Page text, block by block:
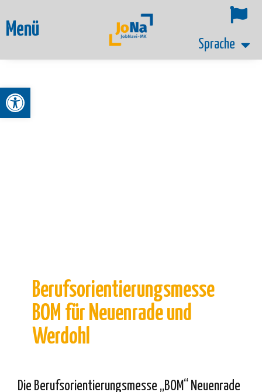
Werkzeugleiste öffnen
Menü
Sprache
Berufsorientierungsmesse
BOM für Neuenrade und
Werdohl
Die Berufsorientierungsmesse „BOM“ Neuenrade